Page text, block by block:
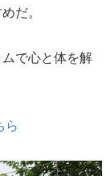
だ。
で心と体を解
ら